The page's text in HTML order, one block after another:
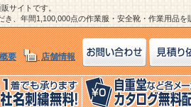
サイトです。
、年間1,100,000点の作業服・安全靴・作業用品を
要 店舗情報